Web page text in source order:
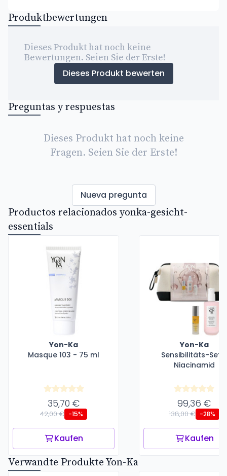
Produktbewertungen
Dieses Produkt hat noch keine
Bewertungen. Seien Sie der Erste!
Dieses Produkt bewerten
Preguntas y respuestas
Dieses Produkt hat noch keine
Fragen. Seien Sie der Erste!
Nueva pregunta
Productos relacionados yonka-gesicht-
essentials
Yon-Ka
Masque 103 - 75 ml
35,70 €
42,00 € -15%
Kaufen
Yon-Ka
Sensibilitäts-Set –
Niacinamid
99,36 €
138,00 € -28%
Kaufen
Verwandte Produkte Yon-Ka